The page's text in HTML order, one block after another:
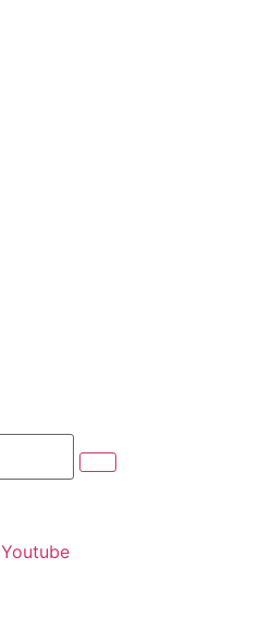
Youtube